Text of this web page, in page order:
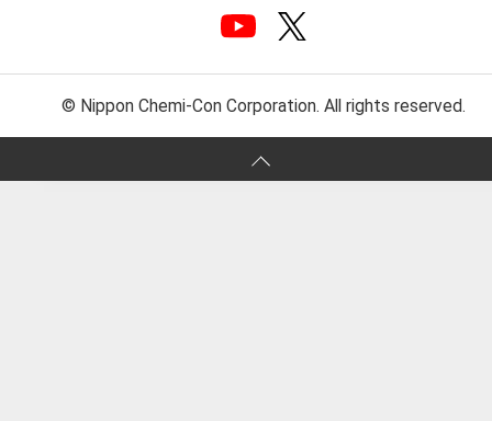
© Nippon Chemi-Con Corporation. All rights reserved.